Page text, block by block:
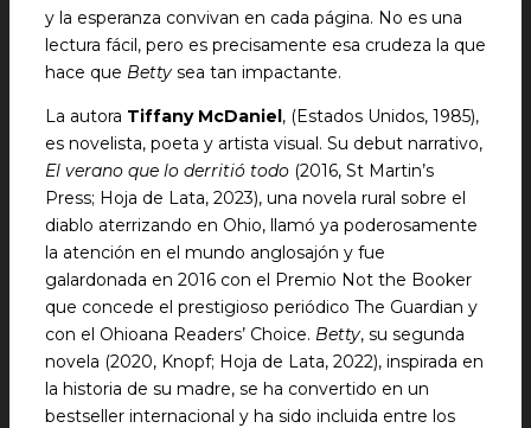
y la esperanza convivan en cada página. No es una
lectura fácil, pero es precisamente esa crudeza la que
hace que Betty sea tan impactante.
La autora Tiffany McDaniel, (Estados Unidos, 1985),
es novelista, poeta y artista visual. Su debut narrativo,
El verano que lo derritió todo (2016, St Martin’s
Press; Hoja de Lata, 2023), una novela rural sobre el
diablo aterrizando en Ohio, llamó ya poderosamente
la atención en el mundo anglosajón y fue
galardonada en 2016 con el Premio Not the Booker
que concede el prestigioso periódico The Guardian y
con el Ohioana Readers’ Choice. Betty, su segunda
novela (2020, Knopf; Hoja de Lata, 2022), inspirada en
la historia de su madre, se ha convertido en un
bestseller internacional y ha sido incluida entre los